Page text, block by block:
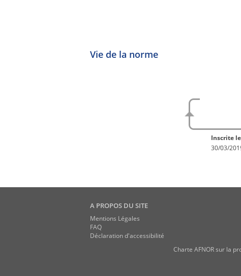
Vie de la norme
Inscrite
30/03/
A PROPOS DU SITE
Mentions Légales
FAQ
Déclaration d'accessibilité
Charte AFNOR sur la